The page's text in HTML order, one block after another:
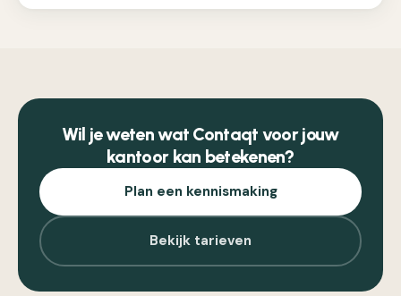
Wil je weten wat Contaqt voor jouw
kantoor kan betekenen?
Plan een kennismaking
Bekijk tarieven